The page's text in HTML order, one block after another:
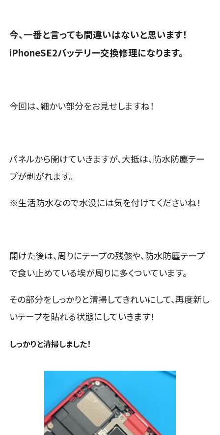
今、一番と言っても間違いはないと思います！
iPhoneSE2バッテリー交換修理になります。
今回は、細かい部分をお見せしますね！
パネルから開けていきますが、大抵は、防水防塵テー
プが剥がれます。
※生活防水なので水没には気を付けてくださいね！
開けた後は、周りにテープの残骸や、防水防塵テープ
で食い止めている埃が周りに多くついています。
その部分をしっかりと清掃してきれいにして、再度新し
いテープを貼れる状態にしていきます！
しっかりと清掃しました！